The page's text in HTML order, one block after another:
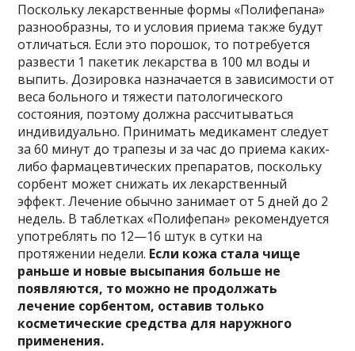
Поскольку лекарственные формы «Полифепана»
разнообразны, то и условия приема также будут
отличаться. Если это порошок, то потребуется
развести 1 пакетик лекарства в 100 мл воды и
выпить. Дозировка назначается в зависимости от
веса больного и тяжести патологического
состояния, поэтому должна рассчитываться
индивидуально. Принимать медикамент следует
за 60 минут до трапезы и за час до приема каких-
либо фармацевтических препаратов, поскольку
сорбент может снижать их лекарственный
эффект. Лечение обычно занимает от 5 дней до 2
недель. В таблетках «Полифепан» рекомендуется
употреблять по 12—16 штук в сутки на
протяжении недели. Если кожа стала чище
раньше и новые высыпания больше не
появляются, то можно не продолжать
лечение сорбентом, оставив только
косметические средства для наружного
применения.